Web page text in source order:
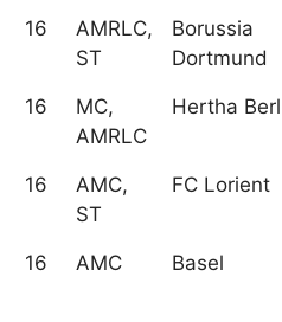
16
AMRLC,
ST
Borussia
Dortmund
16
MC,
AMRLC
Hertha
16
AMC,
ST
FC Lorient
16 AMC Basel